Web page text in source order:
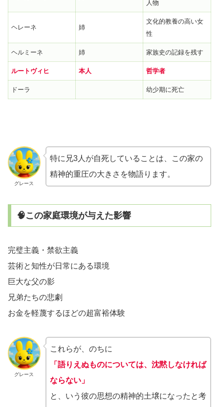
人物
ヘレーネ 姉
文化的教養の高い女
性
ヘルミーネ 姉 家族史の記録を残す
ルートヴィヒ 本人 哲学者
ドーラ 幼少期に死亡
グレース
特に兄3人が自死していることは、この家の
精神的重圧の大きさを物語ります。
🧠この家庭環境が与えた影響
完璧主義・禁欲主義
芸術と知性が日常にある環境
巨大な父の影
兄弟たちの悲劇
お金を軽蔑するほどの超富裕体験
グレース
これらが、のちに
「語りえぬものについては、沈黙しなければ
ならない」
と、いう彼の思想の精神的土壌になったと考